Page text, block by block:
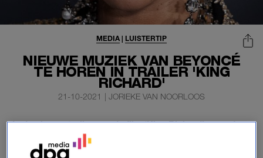
NIEUWE MUZIEK VAN BEYONCÉ
TE HOREN IN TRAILER 'KING
RICHARD'
MEDIA | LUISTERTIP
21-10-2021 | JORIEKE VAN NOORLOOS
In de nieuwe trailer van de film ‘King Richard’, over de
beroemde tenniszusjes Venus en Serena Williams, is
nieuwe muziek van Beyoncé te horen.